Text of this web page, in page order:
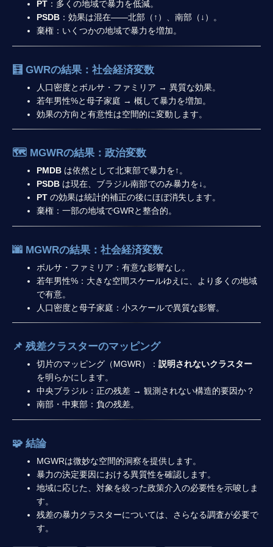
PT ：多くの地域で暴力を低減。
PSDB ：効果は混在——北部（↑）、南部（↓）。
棄権：いくつかの地域で暴力を増加。
🧮 GWRの結果：社会経済変数
人口密度とボルサ・ファミリア → 異質な効果。
若年男性%と母子家庭 → 概して暴力を増加。
効果の方向と有意性は空間的に変動します。
🗺️ MGWRの結果：政治変数
PMDB は依然として北東部で暴力を↑。
PSDB は現在、ブラジル南部でのみ暴力を↓。
PT の効果は統計的補正の後にほぼ消失します。
棄権：一部の地域でGWRと整合的。
🌆 MGWRの結果：社会経済変数
ボルサ・ファミリア：有意な影響なし。
若年男性%：大きな空間スケールゆえに、より多くの地域
で有意。
人口密度と母子家庭：小スケールで異質な影響。
📌 残差クラスターのマッピング
切片のマッピング（MGWR）： 説明されないクラスター
を明らかにします。
中央ブラジル：正の残差 → 観測されない構造的要因か？
南部・中東部：負の残差。
🧩 結論
MGWRは微妙な空間的洞察を提供します。
暴力の決定要因における異質性を確認します。
地域に応じた、対象を絞った政策介入の必要性を示唆しま
す。
残差の暴力クラスターについては、さらなる調査が必要で
す。